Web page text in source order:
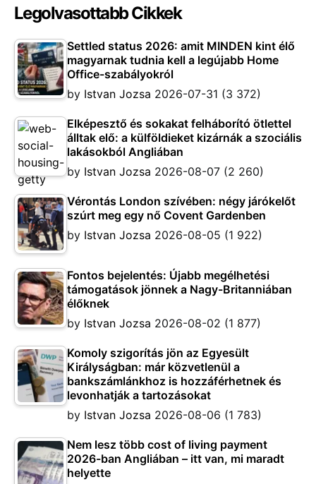
Legolvasottabb Cikkek
Settled status 2026: amit MINDEN kint élő
magyarnak tudnia kell a legújabb Home
Office-szabályokról
by Istvan Jozsa 2026-07-31 (3 372)
Elképesztő és sokakat felháborító ötlettel
álltak elő: a külföldieket kizárnák a szociális
lakásokból Angliában
by Istvan Jozsa 2026-08-07 (2 260)
Vérontás London szívében: négy járókelőt
szúrt meg egy nő Covent Gardenben
by Istvan Jozsa 2026-08-05 (1 922)
Fontos bejelentés: Újabb megélhetési
támogatások jönnek a Nagy-Britanniában
élőknek
by Istvan Jozsa 2026-08-02 (1 877)
Komoly szigorítás jön az Egyesült
Királyságban: már közvetlenül a
bankszámlánkhoz is hozzáférhetnek és
levonhatják a tartozásokat
by Istvan Jozsa 2026-08-06 (1 783)
Nem lesz több cost of living payment
2026-ban Angliában – itt van, mi maradt
helyette